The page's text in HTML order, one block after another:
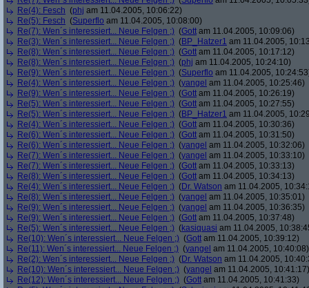
Re(4): Fesch (phj am 11.04.2005, 10:06:22)
Re(5): Fesch (Superflo am 11.04.2005, 10:08:00)
Re(7): Wen´s interessiert... Neue Felgen ;) (Gott am 11.04.2005, 10:09:06)
Re(3): Wen´s interessiert... Neue Felgen ;) (BP_Hatzer1 am 11.04.2005,
Re(8): Wen´s interessiert... Neue Felgen ;) (Gott am 11.04.2005, 10:17:12)
Re(8): Wen´s interessiert... Neue Felgen ;) (phj am 11.04.2005, 10:24:10)
Re(9): Wen´s interessiert... Neue Felgen ;) (Superflo am 11.04.2005,
Re(4): Wen´s interessiert... Neue Felgen ;) (yangel am 11.04.2005, 10:25:46)
Re(9): Wen´s interessiert... Neue Felgen ;) (Gott am 11.04.2005, 10:26:19)
Re(5): Wen´s interessiert... Neue Felgen ;) (Gott am 11.04.2005, 10:27:55)
Re(5): Wen´s interessiert... Neue Felgen ;) (BP_Hatzer1 am 11.04.2005,
Re(4): Wen´s interessiert... Neue Felgen ;) (Gott am 11.04.2005, 10:30:36)
Re(6): Wen´s interessiert... Neue Felgen ;) (Gott am 11.04.2005, 10:31:50)
Re(6): Wen´s interessiert... Neue Felgen ;) (yangel am 11.04.2005, 10:32:06)
Re(7): Wen´s interessiert... Neue Felgen ;) (yangel am 11.04.2005, 10:33:10)
Re(7): Wen´s interessiert... Neue Felgen ;) (Gott am 11.04.2005, 10:33:13)
Re(8): Wen´s interessiert... Neue Felgen ;) (Gott am 11.04.2005, 10:34:13)
Re(4): Wen´s interessiert... Neue Felgen ;) (Dr. Watson am 11.04.2005,
Re(8): Wen´s interessiert... Neue Felgen ;) (yangel am 11.04.2005, 10:35:01)
Re(9): Wen´s interessiert... Neue Felgen ;) (yangel am 11.04.2005, 10:36:35)
Re(9): Wen´s interessiert... Neue Felgen ;) (Gott am 11.04.2005, 10:37:48)
Re(5): Wen´s interessiert... Neue Felgen ;) (kasiquasi am 11.04.2005,
Re(10): Wen´s interessiert... Neue Felgen ;) (Gott am 11.04.2005, 10:39:12)
Re(11): Wen´s interessiert... Neue Felgen ;) (yangel am 11.04.2005, 10:40:08)
Re(2): Wen´s interessiert... Neue Felgen ;) (Dr. Watson am 11.04.2005,
Re(10): Wen´s interessiert... Neue Felgen ;) (yangel am 11.04.2005, 10:41:17)
Re(12): Wen´s interessiert... Neue Felgen ;) (Gott am 11.04.2005, 10:41:33)